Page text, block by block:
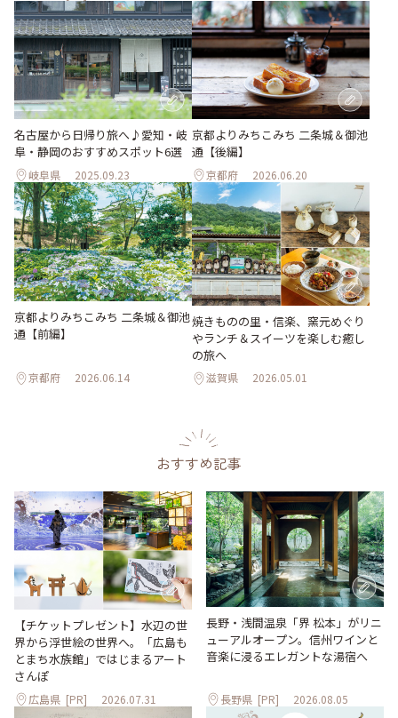
名古屋から日帰り旅へ♪愛知・岐
阜・静岡のおすすめスポット6選
岐阜県 2025.09.23
京都よりみちこみち 二条城＆御池
通【後編】
京都府 2026.06.20
京都よりみちこみち 二条城＆御池
通【前編】
京都府 2026.06.14
焼きものの里・信楽、窯元めぐり
やランチ＆スイーツを楽しむ癒し
の旅へ
滋賀県 2026.05.01
おすすめ記事
【チケットプレゼント】水辺の世
界から浮世絵の世界へ。「広島も
とまち水族館」ではじまるアート
さんぽ
広島県 [PR] 2026.07.31
長野・浅間温泉「界 松本」がリニ
ューアルオープン。信州ワインと
音楽に浸るエレガントな湯宿へ
長野県 [PR] 2026.08.05